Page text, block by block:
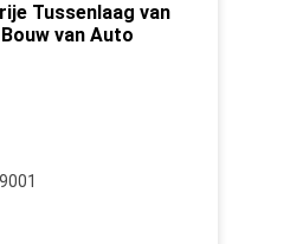
Tussenlaag van
van Auto